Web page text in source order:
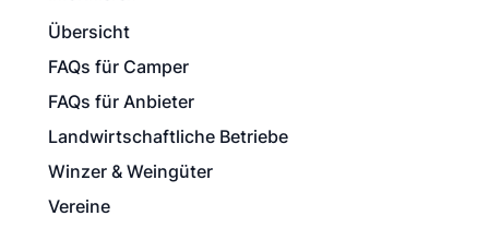
Übersicht
FAQs für Camper
FAQs für Anbieter
Landwirtschaftliche Betriebe
Winzer & Weingüter
Vereine